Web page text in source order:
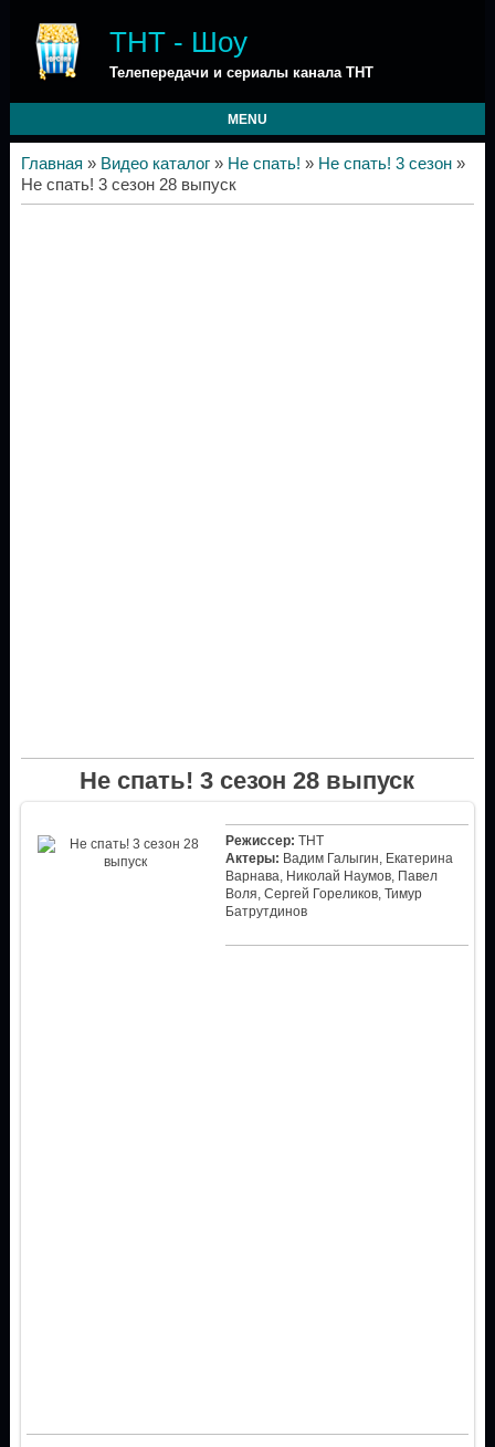
ТНТ - Шоу
Телепередачи и сериалы канала ТНТ
MENU
Главная » Видео каталог» Не спать! » Не спать! 3 сезон»
Не спать! 3 сезон 28 выпуск
Не спать! 3 сезон 28 выпуск
Режиссер: ТНТ
Актеры: Вадим Галыгин, Екатерина
Варнава, Николай Наумов, Павел
Воля, Сергей Гореликов, Тимур
Батрутдинов